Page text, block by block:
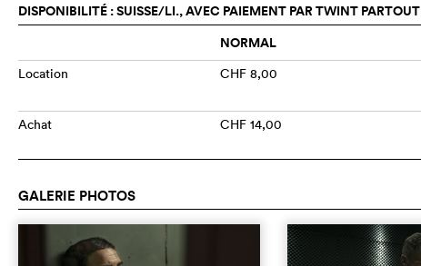
DISPONIBILITÉ : SUISSE/LI., AVEC PAIEMENT PAR TWINT PARTOUT
NORMAL
Location CHF 8,00
Achat CHF 14,00
GALERIE PHOTOS